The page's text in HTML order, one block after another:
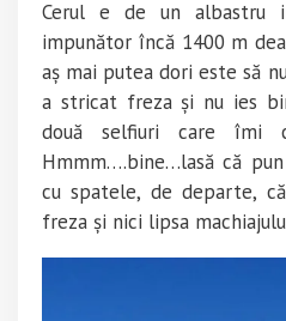
Cerul e de un albastru
impunător încă 1400 m
aș mai putea dori este să
a stricat freza și nu ies
două selfiuri care îmi
Hmmm….bine…lasă că
cu spatele, de departe,
freza și nici lipsa